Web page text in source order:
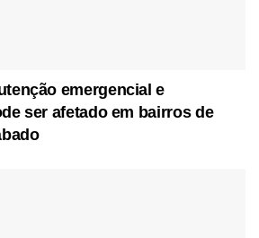
emergencial e
ser afetado em bairros de